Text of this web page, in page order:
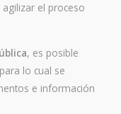
agilizar el proceso
, es posible
lo cual se
e información